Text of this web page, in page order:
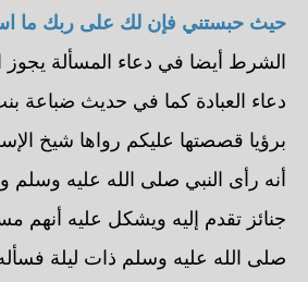
حيث حبستني فإن لك على ربك ما
الشرط أيضا في دعاء المسألة
دعاء العبادة كما في حديث ضباعة
برؤيا قصصتها عليكم رواها شيخ
أنه رأى النبي صلى الله عليه
جنائز تقدم إليه ويشكل عليه أنهم
صلى الله عليه وسلم ذات ليلة